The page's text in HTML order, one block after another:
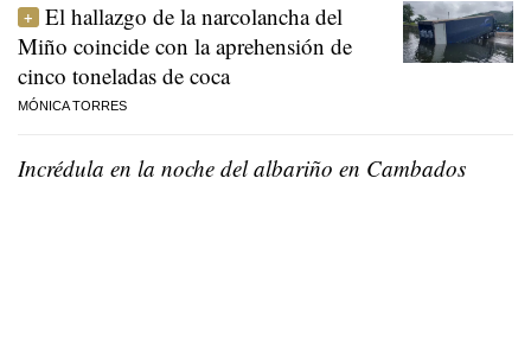
El hallazgo de la narcolancha del
Miño coincide con la aprehensión de
cinco toneladas de coca
MÓNICA TORRES
Incrédula en la noche del albariño en Cambados